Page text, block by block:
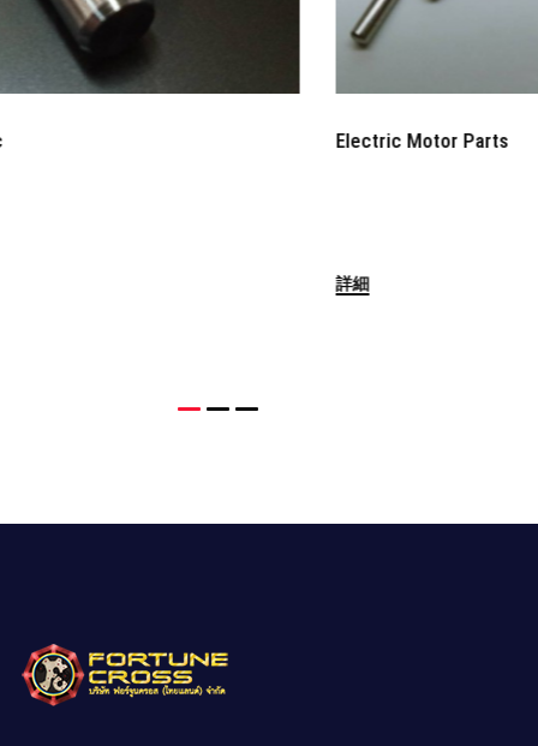
Motor Shaft for
詳細